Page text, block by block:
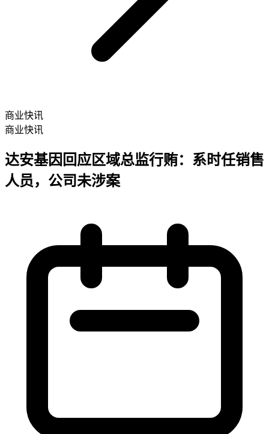
商业快讯
商业快讯
达安基因回应区域总监行贿：系时任销售
人员，公司未涉案